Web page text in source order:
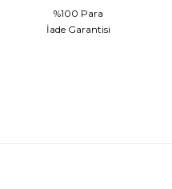
%100 Para
İade Garantisi